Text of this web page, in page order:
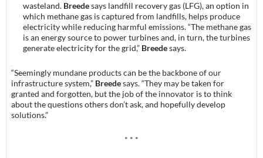
wasteland. Breedesays landfill recovery gas (LFG), an option in
which methane gas is captured from landfills, helps produce
electricity while reducing harmful emissions. “The methane gas
is an energy source to power turbines and, in turn, the turbines
generate electricity for the grid,” Breedesays.
“Seemingly mundane products can be the backbone of our
infrastructure system,” Breedesays. “They may be taken for
granted and forgotten, but the job of the innovator is to think
about the questions others don’t ask, and hopefully develop
solutions.”
* * *